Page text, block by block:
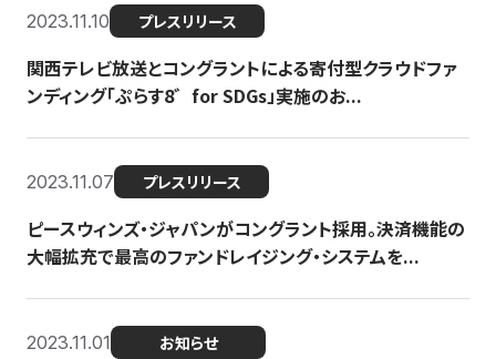
2023.11.10 プレスリリース
関西テレビ放送とコングラントによる寄付型クラウドファ
ンディング「ぷらす8゛for SDGs」実施のお...
2023.11.07 プレスリリース
ピースウィンズ・ジャパンがコングラント採用。決済機能の
大幅拡充で最高のファンドレイジング・システムを...
2023.11.01 お知らせ